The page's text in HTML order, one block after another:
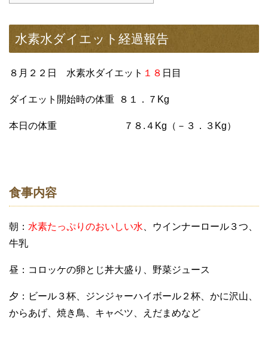
水素水ダイエット経過報告
８月２２日 水素水ダイエット １８ 日目
ダイエット開始時の体重 ８１．７Kg
本日の体重 ７８.４Kg（－３．３Kg）
食事内容
朝： 水素たっぷりのおいしい水 、ウインナーロール３つ、
牛乳
昼：コロッケの卵とじ丼大盛り、野菜ジュース
夕：ビール３杯、ジンジャーハイボール２杯、かに沢山、
からあげ、焼き鳥、キャベツ、えだまめなど